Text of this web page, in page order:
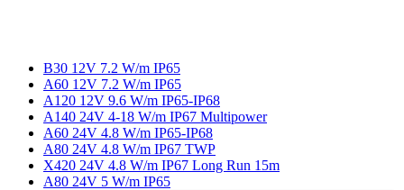
B30 12V 7.2 W/m IP65
A60 12V 7.2 W/m IP65
A120 12V 9.6 W/m IP65-IP68
A140 24V 4-18 W/m IP67 Multipower
A60 24V 4.8 W/m IP65-IP68
A80 24V 4.8 W/m IP67 TWP
X420 24V 4.8 W/m IP67 Long Run 15m
A80 24V 5 W/m IP65